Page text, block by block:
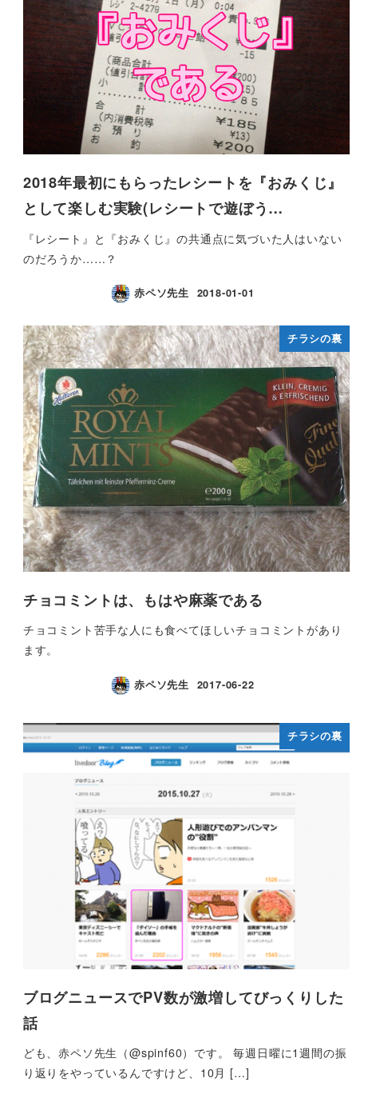
2018年最初にもらったレシートを『おみくじ』
として楽しむ実験(レシートで遊ぼう…
『レシート』と『おみくじ』の共通点に気づいた人はいない
のだろうか……？
赤ペソ先生 2018-01-01
チラシの裏
チョコミントは、もはや麻薬である
チョコミント苦手な人にも食べてほしいチョコミントがあり
ます。
赤ペソ先生 2017-06-22
チラシの裏
ブログニュースでPV数が激増してびっくりした
話
ども、赤ペソ先生（@spinf60）です。 毎週日曜に1週間の振
り返りをやっているんですけど、10月 […]